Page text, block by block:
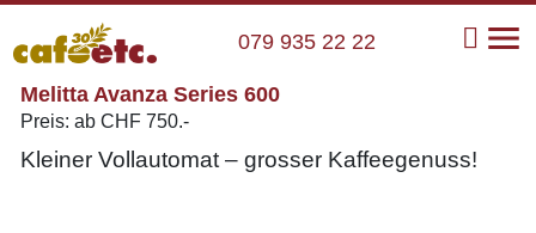
079 935 22 22
Melitta Avanza Series 600
Preis: ab CHF 750.-
Kleiner Vollautomat – grosser Kaffeegenuss!